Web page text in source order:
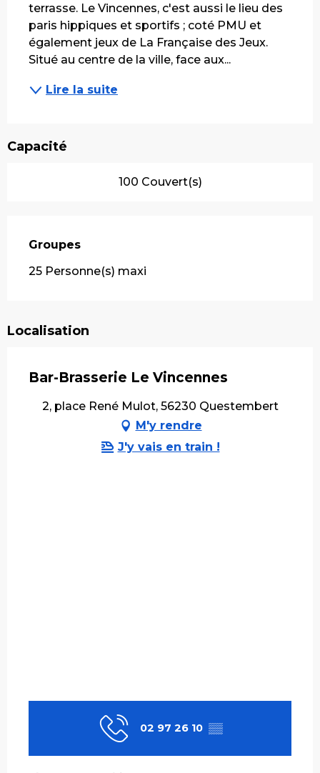
terrasse. Le Vincennes, c'est aussi le lieu des
paris hippiques et sportifs ; coté PMU et
également jeux de La Française des Jeux.
Situé au centre de la ville, face aux...
Lire la suite
Capacité
100 Couvert(s)
Groupes
Groupes
25 Personne(s) maxi
Localisation
Bar-Brasserie Le Vincennes
2, place René Mulot, 56230 Questembert
M'y rendre
J'y vais en train !
02 97 26 10 ▒▒